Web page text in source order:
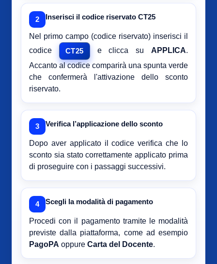
2 Inserisci il codice riservato CT25
Nel primo campo (codice riservato) inserisci il
codice
CT25 e clicca suAPPLICA.
Accanto al codice comparirà una spunta verde
che confermerà l'attivazione dello sconto
riservato.
3 Verifica l’applicazione dello sconto
Dopo aver applicato il codice verifica che lo
sconto sia stato correttamente applicato prima
di proseguire con i passaggi successivi.
4 Scegli la modalità di pagamento
Procedi con il pagamento tramite le modalità
previste dalla piattaforma, come ad esempio
PagoPA oppure Carta del Docente.